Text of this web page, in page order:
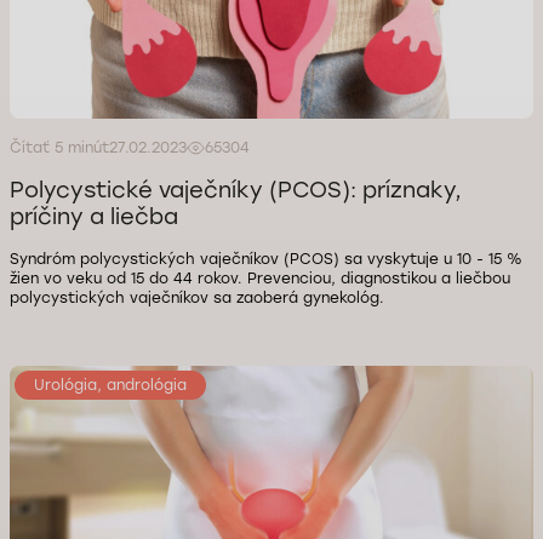
Čítať 5 minút27.02.2023 65304
Polycystické vaječníky (PCOS): príznaky,
príčiny a liečba
Syndróm polycystických vaječníkov (PCOS) sa vyskytuje u 10 - 15 %
žien vo veku od 15 do 44 rokov. Prevenciou, diagnostikou a liečbou
polycystických vaječníkov sa zaoberá gynekológ.
Urológia, andrológia